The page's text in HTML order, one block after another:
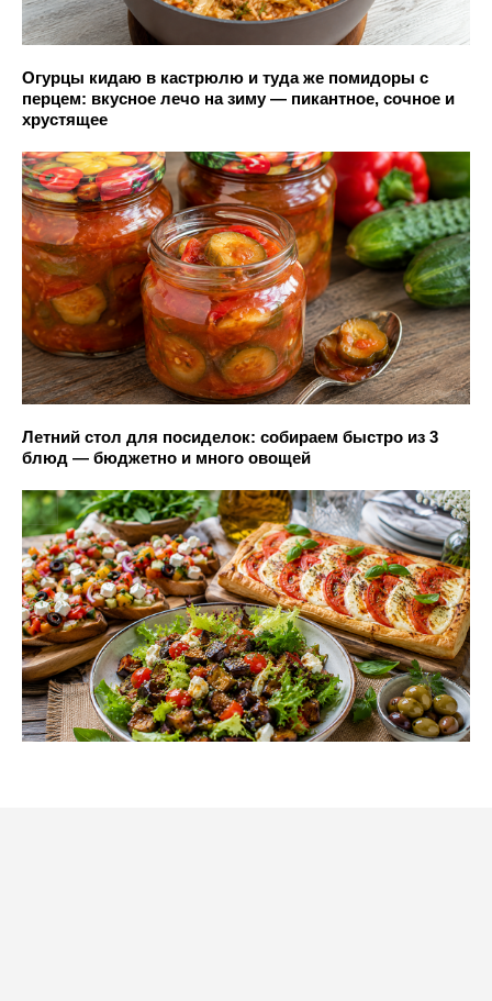
Огурцы кидаю в кастрюлю и туда же помидоры с
перцем: вкусное лечо на зиму — пикантное, сочное и
хрустящее
Летний стол для посиделок: собираем быстро из 3
блюд — бюджетно и много овощей